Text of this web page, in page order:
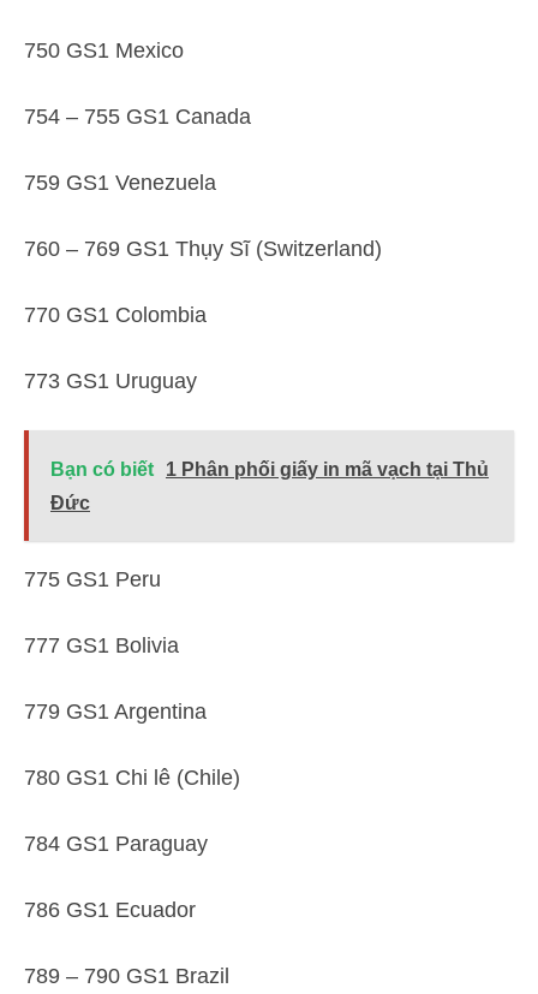
750 GS1 Mexico
754 – 755 GS1 Canada
759 GS1 Venezuela
760 – 769 GS1 Thụy Sĩ (Switzerland)
770 GS1 Colombia
773 GS1 Uruguay
Bạn có biết
1 Phân phối giấy in mã vạch tại Thủ
Đức
775 GS1 Peru
777 GS1 Bolivia
779 GS1 Argentina
780 GS1 Chi lê (Chile)
784 GS1 Paraguay
786 GS1 Ecuador
789 – 790 GS1 Brazil